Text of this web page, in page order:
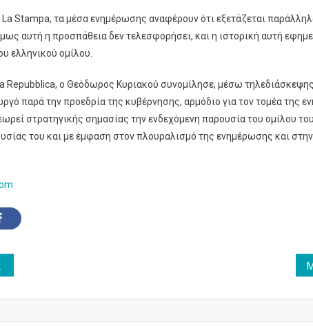
Stampa, τα μέσα ενημέρωσης αναφέρουν ότι εξετάζεται
αυτή η προσπάθεια δεν τελεσφορήσει, και η ιστορική αυτή
ελληνικού ομίλου.
Repubblica, o Θεόδωρος Κυριακού συνομίλησε, μέσω
παρά την προεδρία της κυβέρνησης, αρμόδιο για τον τομέα της
στρατηγικής σημασίας την ενδεχόμενη παρουσία του ομίλου
του και με έμφαση στον πλουραλισμό της ενημέρωσης και